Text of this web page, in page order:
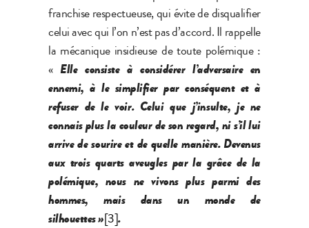
franchise respectueuse, qui évite de disqualifier
celui avec qui l’on n’est pas d’accord. Il rappelle
la mécanique insidieuse de toute polémique :
«Elle consiste à considérer l’adversaire en
ennemi, à le simplifier par conséquent et à
refuser de le voir. Celui que j’insulte, je ne
connais plus la couleur de son regard, ni s’il lui
arrive de sourire et de quelle manière. Devenus
aux trois quarts aveugles par la grâce de la
polémique, nous ne vivons plus parmi des
hommes, mais dans un monde de
silhouettes »[3].